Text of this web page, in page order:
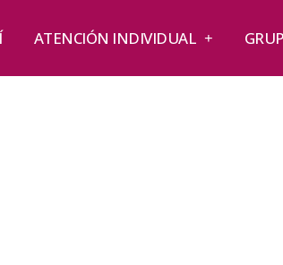
ATENCIÓN INDIVIDUAL